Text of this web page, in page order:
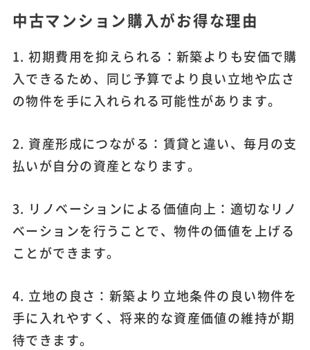
中古マンション購入がお得な理由
1. 初期費用を抑えられる：新築よりも安価で購
入できるため、同じ予算でより良い立地や広さ
の物件を手に入れられる可能性があります。
2. 資産形成につながる：賃貸と違い、毎月の支
払いが自分の資産となります。
3. リノベーションによる価値向上：適切なリノ
ベーションを行うことで、物件の価値を上げる
ことができます。
4. 立地の良さ：新築より立地条件の良い物件を
手に入れやすく、将来的な資産価値の維持が期
待できます。